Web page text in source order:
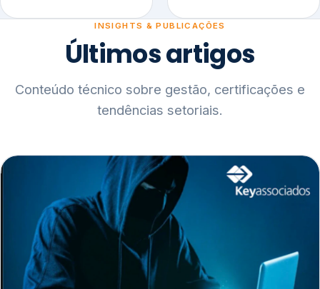
INSIGHTS & PUBLICAÇÕES
Últimos artigos
Conteúdo técnico sobre gestão, certificações e
tendências setoriais.